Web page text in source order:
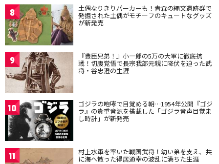
8 土偶なりきりパーカーも！青森の縄文遺跡群で
発掘された土偶がモチーフのキュートなグッズ
が新発売
9 『豊臣兄弟！』小一郎の5万の大軍に徹底抗
戦！切腹覚悟で長宗我部元親に降伏を迫った武
将・谷忠澄の生涯
10 ゴジラの咆哮で目覚める朝…1954年公開『ゴジ
ラ』の貴重音源を搭載した「ゴジラ音声目覚ま
し時計」が新発売
11 村上水軍を率いた戦国武将！幼い弟を支え、共
に海へ散った得居通幸の波乱に満ちた生涯